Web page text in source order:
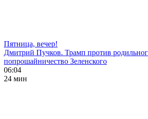
Пятница, вечер!
Дмитрий Пучков. Трамп против
попрошайничество Зеленского
06:04
24 мин